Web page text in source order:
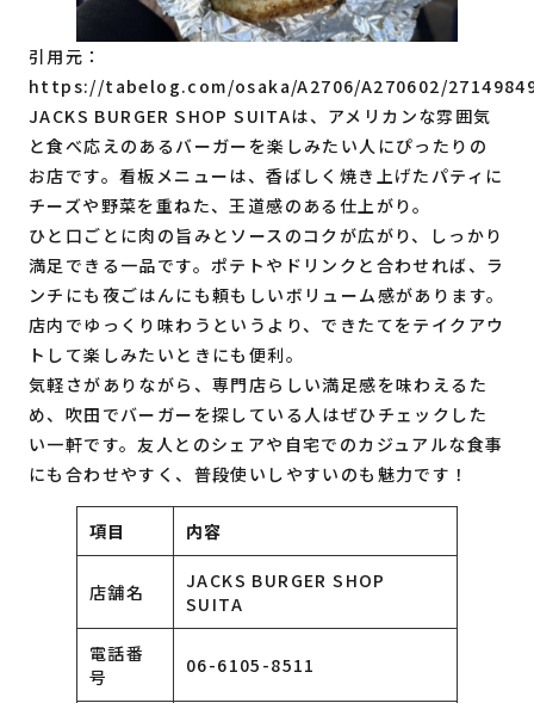
引用元：
https://tabelog.com/osaka/A2706/A270602/
JACKS BURGER SHOP SUITAは、アメリカンな雰囲気
と食べ応えのあるバーガーを楽しみたい人にぴったりの
お店です。看板メニューは、香ばしく焼き上げたパティに
チーズや野菜を重ねた、王道感のある仕上がり。
ひと口ごとに肉の旨みとソースのコクが広がり、しっかり
満足できる一品です。ポテトやドリンクと合わせれば、ラ
ンチにも夜ごはんにも頼もしいボリューム感があります。
店内でゆっくり味わうというより、できたてをテイクアウ
トして楽しみたいときにも便利。
気軽さがありながら、専門店らしい満足感を味わえるた
め、吹田でバーガーを探している人はぜひチェックした
い一軒です。友人とのシェアや自宅でのカジュアルな食事
にも合わせやすく、普段使いしやすいのも魅力です！
項目 内容
店舗名
JACKS BURGER SHOP
SUITA
電話番
号
06-6105-8511